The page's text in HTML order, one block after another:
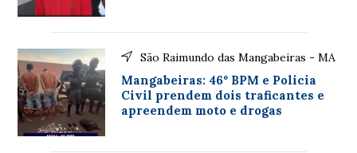
São Raimundo das Mangabeiras - MA
Mangabeiras: 46º BPM e Policia
Civil prendem dois traficantes e
apreendem moto e drogas